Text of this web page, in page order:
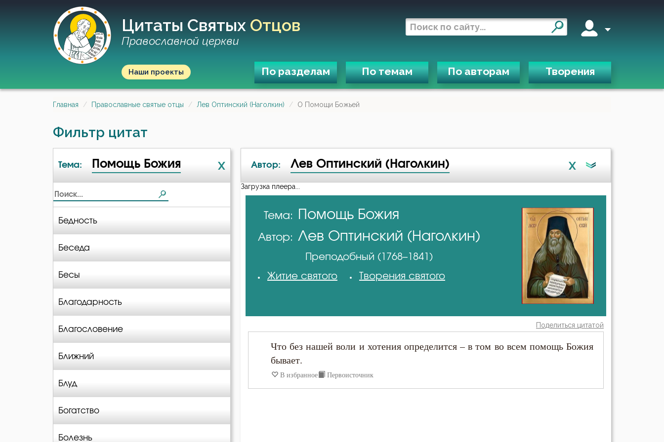
Цитаты Святых Отцов
Православной церкви
Наши проекты По разделам По темам По авторам Творения
Главная Православные святые отцы Лев Оптинский (Наголкин) О Помощи Божьей
Фильтр цитат
Тема: Помощь Божия X
Бедность
Беседа
Бесы
Благодарность
Благословение
Ближний
Блуд
Богатство
Болезнь
Автор: Лев Оптинский (Наголкин) X
А-я
Авва Дорофей
Амвросий Оптинский (Гренков)
Григорий Нисский
Загрузка плеера...
Тема: Помощь Божия
Автор: Лев Оптинский (Наголкин)
Преподобный (1768–1841)
Житие святого
Творения святого
Поделиться цитатой
Что без нашей воли и хотения определится – в том во всем помощь Божия
бывает.
В избранное Первоисточник